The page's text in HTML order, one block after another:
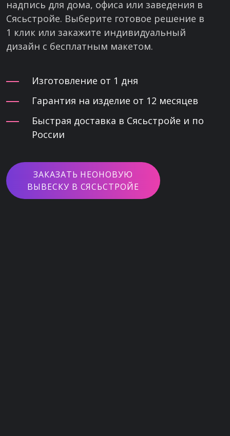
надпись для дома, офиса или заведения в
Сясьстройе. Выберите готовое решение в
1 клик или закажите индивидуальный
дизайн с бесплатным макетом.
Изготовление от 1 дня
Гарантия на изделие от 12 месяцев
Быстрая доставка в Сясьстройе и по
России
ЗАКАЗАТЬ НЕОНОВУЮ
ВЫВЕСКУ В СЯСЬСТРОЙЕ